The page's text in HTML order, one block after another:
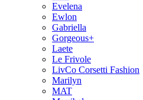
Evelena
Ewlon
Gabriella
Gorgeous+
Laete
Le Frivole
LivCo Corsetti Fashion
Marilyn
MAT